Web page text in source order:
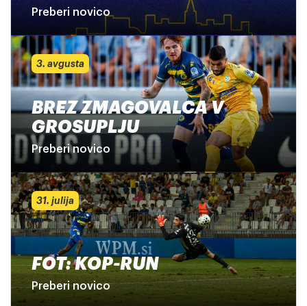
Preberi novico
3. avgusta
BREZ ZMAGOVALCA V
GROSUPLJU
Preberi novico
31. julija
FOT: KOP-RUN
Preberi novico